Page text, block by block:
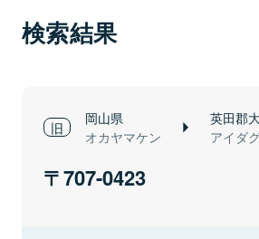
検索結果
岡山県
オカヤマケン
英田郡
アイダ
707-0423